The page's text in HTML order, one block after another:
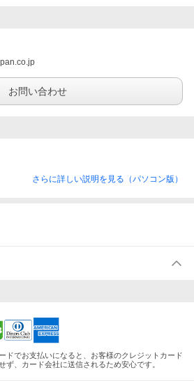
お問い合わせ
さらに詳しい説明を見る（パソコン版）
ドでお支払いになると、お客様のクレジットカード
ず、カード会社に送信されるため安心です。